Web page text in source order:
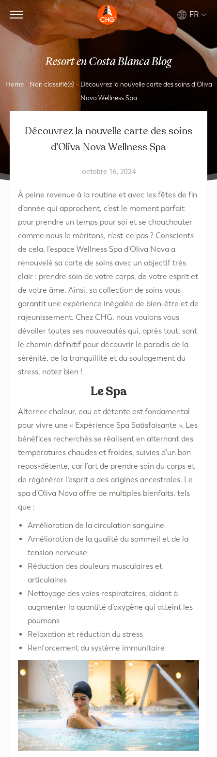
FR
Resort en Costa Blanca Blog
Home» Non classifié(e) » Découvrez la nouvelle carte des soins d’Oliva
Nova Wellness Spa
Découvrez la nouvelle carte des soins
d’Oliva Nova Wellness Spa
octobre 16, 2024
À peine revenue à la routine et avec les fêtes de fin
d’année qui approchent, c’est le moment parfait
pour prendre un temps pour soi et se chouchouter
comme nous le méritons, n’est-ce pas ? Conscients
de cela, l’espace Wellness Spa d’Oliva Nova a
renouvelé sa carte de soins avec un objectif très
clair : prendre soin de votre corps, de votre esprit et
de votre âme. Ainsi, sa collection de soins vous
garantit une expérience inégalée de bien-être et de
rajeunissement. Chez CHG, nous voulons vous
dévoiler toutes ses nouveautés qui, après tout, sont
le chemin définitif pour découvrir le paradis de la
sérénité, de la tranquillité et du soulagement du
stress, notez bien !
Le Spa
Alterner chaleur, eau et détente est fondamental
pour vivre une « Expérience Spa Satisfaisante ». Les
bénéfices recherchés se réalisent en alternant des
températures chaudes et froides, suivies d’un bon
repos-détente, car l’art de prendre soin du corps et
de régénérer l’esprit a des origines ancestrales. Le
spa d’Oliva Nova offre de multiples bienfaits, tels
que :
Amélioration de la circulation sanguine
Amélioration de la qualité du sommeil et de la
tension nerveuse
Réduction des douleurs musculaires et
articulaires
Nettoyage des voies respiratoires, aidant à
augmenter la quantité d’oxygène qui atteint les
poumons
Relaxation et réduction du stress
Renforcement du système immunitaire